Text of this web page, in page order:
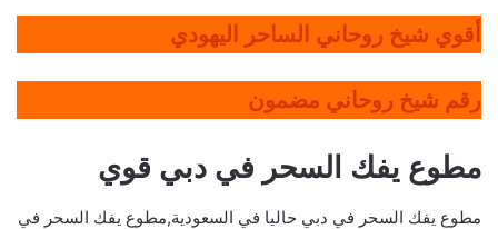
أقوي شيخ روحاني الساحر اليهودي
رقم شيخ روحاني مضمون
مطوع يفك السحر في دبي قوي
مطوع يفك السحر في دبي حاليا في السعودية,مطوع يفك السحر في